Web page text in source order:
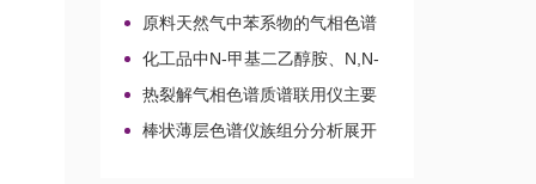
层色谱仪铸就国产分析新标杆
原料天然气中苯系物的气相色谱
仪分析路线
化工品中N-甲基二乙醇胺、N,N-
二甲基乙醇胺、N-乙基二乙醇胺和
三乙醇胺的气相色谱仪测定
热裂解气相色谱质谱联用仪主要
应用领域
棒状薄层色谱仪族组分分析展开